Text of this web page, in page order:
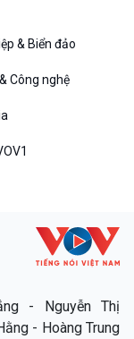
chủ nhật
& Biển đảo
Công nghệ
- Nguyễn Thị
- Hoàng Trung